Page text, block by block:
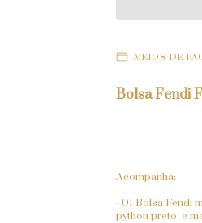
MEIOS DE
Bolsa Fendi
Acompanha:
- 01 Bolsa Fendi
python preto e